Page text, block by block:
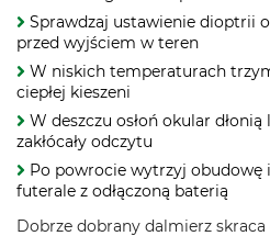
Sprawdzaj ustawienie dioptrii
przed wyjściem w teren
W niskich temperaturach
ciepłej kieszeni
W deszczu osłoń okular
zakłócały odczytu
Po powrocie wytrzyj obudowę
futerale z odłączoną baterią
Dobrze dobrany dalmierz